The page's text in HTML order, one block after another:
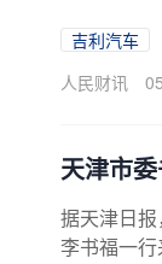
吉利汽车
人民财讯
天津市
据天津日
李书福一